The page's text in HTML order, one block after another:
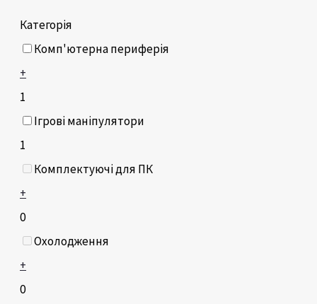
Категорія
Комп'ютерна периферія
+
1
Ігрові маніпулятори
1
Комплектуючі для ПК
+
0
Охолодження
+
0